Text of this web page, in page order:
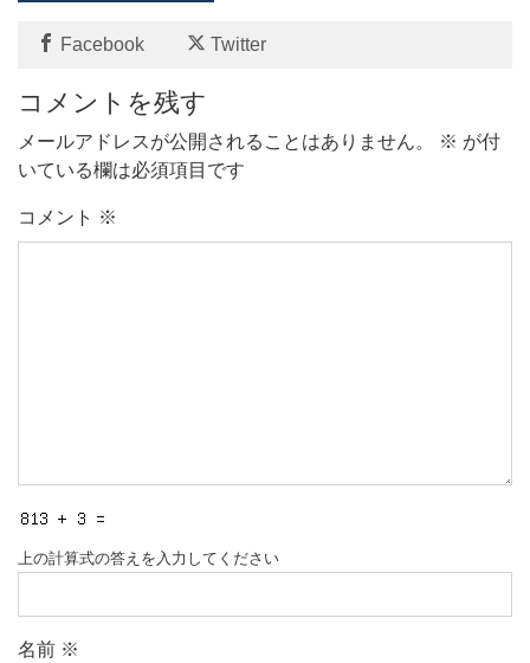
Facebook Twitter
コメントを残す
メールアドレスが公開されることはありません。 ※ が付
いている欄は必須項目です
コメント ※
上の計算式の答えを入力してください
名前 ※